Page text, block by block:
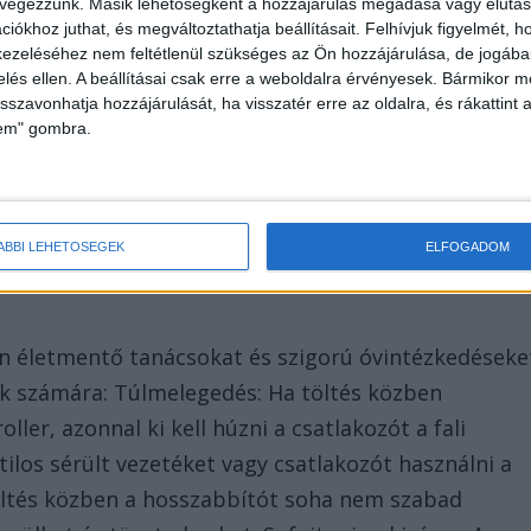
juthat, és megváltoztathatja beállításait. Felhívjuk figyelmét,
nem feltétlenül szükséges az Ön hozzájárulása, de
ellen. A beállításai csak erre a weboldalra érvényesek. Bármikor
hozzájárulását, ha visszatér erre az oldalra, és rákattint
gombra.
LEHETŐSÉGEK ELFOGADOM
a zárlatos akkumulátora miatt kapott lángra.
a roller egyáltalán nem volt töltőre
is elég volt a katasztrófához.
életmentő tanácsokat és szigorú
Túlmelegedés: Ha töltés közben
azonnal ki kell húzni a csatlakozót a fali
sérült vezetéket vagy csatlakozót használni a
közben a hosszabbítót soha nem szabad